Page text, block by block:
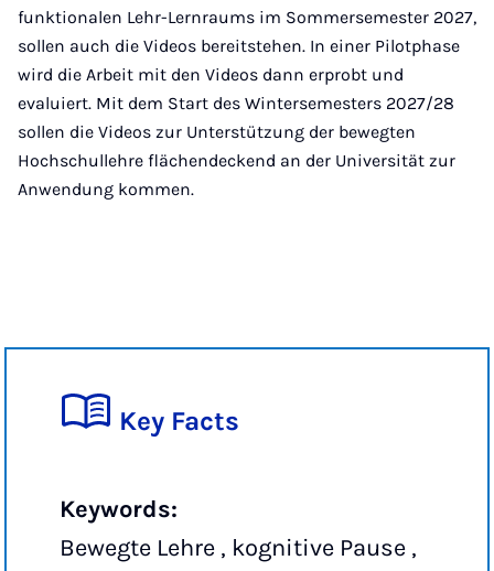
funktionalen Lehr-Lernraums im Sommersemester 2027,
sollen auch die Videos bereitstehen. In einer Pilotphase
wird die Arbeit mit den Videos dann erprobt und
evaluiert. Mit dem Start des Wintersemesters 2027/28
sollen die Videos zur Unterstützung der bewegten
Hochschullehre flächendeckend an der Universität zur
Anwendung kommen.
Key Facts
Keywords:
Bewegte Lehre , kognitive Pause ,